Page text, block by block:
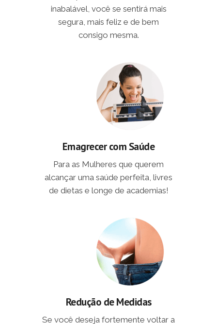
inabalável, você se sentirá mais
segura, mais feliz e de bem
consigo mesma.
Emagrecer com Saúde
Para as Mulheres que querem
alcançar uma saúde perfeita, livres
de dietas e longe de academias!
Redução de Medidas
Se você deseja fortemente voltar a